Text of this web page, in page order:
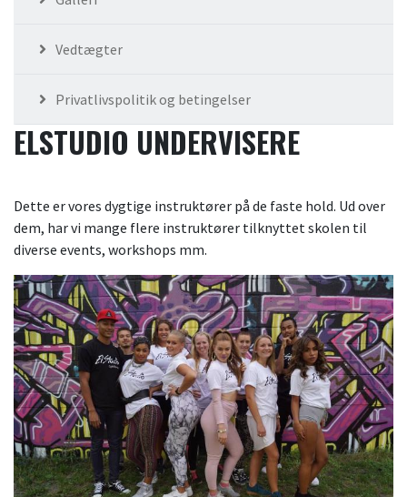
Vedtægter
Privatlivspolitik og betingelser
ELSTUDIO UNDERVISERE
Dette er vores dygtige instruktører på de faste hold. Ud over
dem, har vi mange flere instruktører tilknyttet skolen til
diverse events, workshops mm.